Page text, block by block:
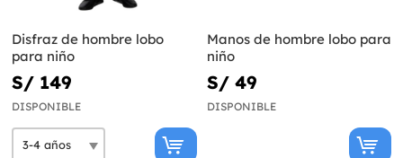
Disfraz de hombre lobo
para niño
S/ 149
DISPONIBLE
Manos de hombre lobo para
niño
S/ 49
DISPONIBLE